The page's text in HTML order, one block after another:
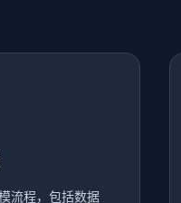
流程，包括数据